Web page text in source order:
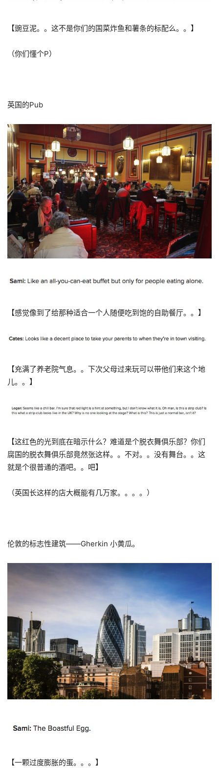
【豌豆泥。。这不是你们的国菜炸鱼和薯条的标配么。。】
（你们懂个P）
英国的Pub
【感觉像到了给那种适合一个人随便吃到饱的自助餐厅。。】
【充满了养老院气息。。下次父母过来玩可以带他们来这个地
儿。。】
【这红色的光到底在暗示什么？难道是个脱衣舞俱乐部？你们
腐国的脱衣舞俱乐部竟然张这样。。不对。。没有舞台。。这
就是个很普通的酒吧。。吧】
（英国长这样的店大概能有几万家。。。。）
伦敦的标志性建筑——Gherkin 小黄瓜。
【一颗过度膨胀的蛋。。。】